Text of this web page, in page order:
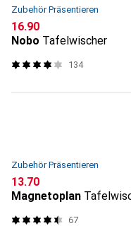
Zubehör Präsentieren
CHF
16.90
Nobo Tafelwischer
134
Zubehör Präsentieren
CHF
13.70
Magnetoplan
67